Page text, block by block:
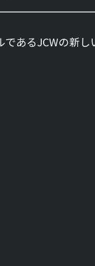
あるJCWの新